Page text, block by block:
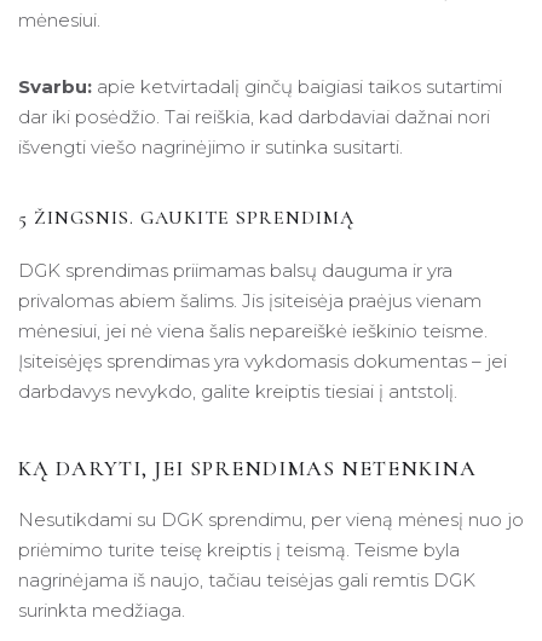
mėnesiui.
Svarbu: apie ketvirtadalį ginčų baigiasi taikos sutartimi
dar iki posėdžio. Tai reiškia, kad darbdaviai dažnai nori
išvengti viešo nagrinėjimo ir sutinka susitarti.
5 ŽINGSNIS. GAUKITE SPRENDIMĄ
DGK sprendimas priimamas balsų dauguma ir yra
privalomas abiem šalims. Jis įsiteisėja praėjus vienam
mėnesiui, jei nė viena šalis nepareiškė ieškinio teisme.
Įsiteisėjęs sprendimas yra vykdomasis dokumentas – jei
darbdavys nevykdo, galite kreiptis tiesiai į antstolį.
KĄ DARYTI, JEI SPRENDIMAS NETENKINA
Nesutikdami su DGK sprendimu, per vieną mėnesį nuo jo
priėmimo turite teisę kreiptis į teismą. Teisme byla
nagrinėjama iš naujo, tačiau teisėjas gali remtis DGK
surinkta medžiaga.